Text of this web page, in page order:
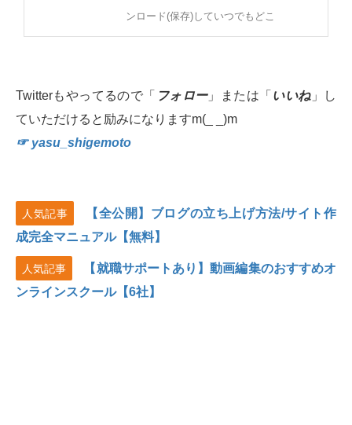
ンロード(保存)していつでもどこ
Twitterもやってるので「 フォロー」または「 いいね」し
ていただけると励みになりますm(_ _)m
☞ yasu_shigemoto
人気記事
【全公開】ブログの立ち上げ方法/サイト作
成完全マニュアル【無料】
人気記事
【就職サポートあり】動画編集のおすすめオ
ンラインスクール【6社】